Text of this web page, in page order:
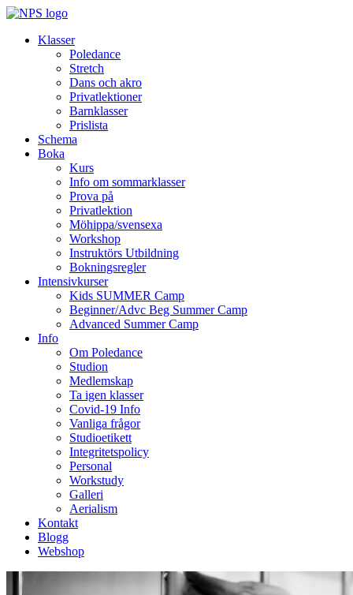
Klasser
Poledance
Stretch
Dans och akro
Privatlektioner
Barnklasser
Prislista
Schema
Boka
Kurs
Info om sommarklasser
Prova på
Privatlektion
Möhippa/svensexa
Workshop
Instruktörs Utbildning
Bokningsregler
Intensivkurser
Kids SUMMER Camp
Beginner/Advc Beg Summer Camp
Advanced Summer Camp
Info
Om Poledance
Studion
Medlemskap
Ta igen klasser
Covid-19 Info
Vanliga frågor
Studioetikett
Integritetspolicy
Personal
Workstudy
Galleri
Aerialism
Kontakt
Blogg
Webshop